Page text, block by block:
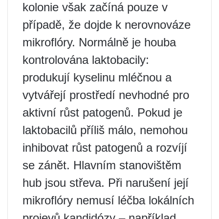
kolonie však začíná pouze v
případě, že dojde k nerovnováze
mikroflóry. Normálně je houba
kontrolována laktobacily:
produkují kyselinu mléčnou a
vytvářejí prostředí nevhodné pro
aktivní růst patogenů. Pokud je
laktobacilů příliš málo, nemohou
inhibovat růst patogenů a rozvíjí
se zánět. Hlavním stanovištěm
hub jsou střeva. Při narušení její
mikroflóry nemusí léčba lokálních